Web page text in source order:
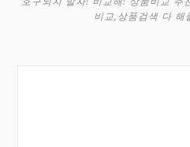
비교,상품검색 다 해